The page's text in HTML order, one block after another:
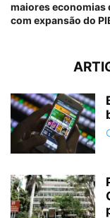
maiores economias
com expansão do